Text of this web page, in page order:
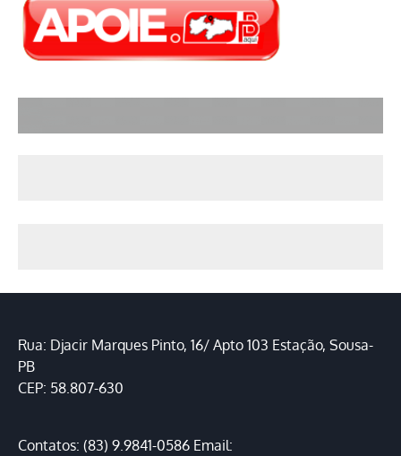
Rua: Djacir Marques Pinto, 16/ Apto 103 Estação, Sousa-
PB
CEP: 58.807-630
Contatos: (83) 9.9841-0586 Email: